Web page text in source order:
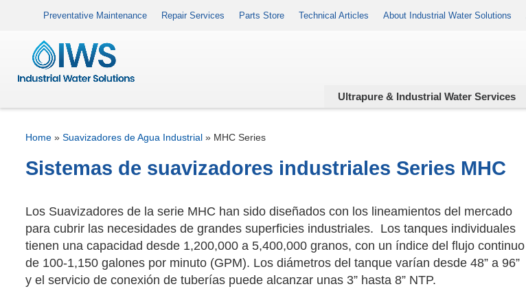
Preventative Maintenance Repair Services Parts Store Technical Articles About Industrial Water Solutions
Ultrapure & Industrial Water Services
Home » Suavizadores de Agua Industrial » MHC Series
Sistemas de suavizadores industriales Series MHC
Los Suavizadores de la serie MHC han sido diseñados con los lineamientos del mercado
para cubrir las necesidades de grandes superficies industriales. Los tanques individuales
tienen una capacidad desde 1,200,000 a 5,400,000 granos, con un índice del flujo continuo
de 100-1,150 galones por minuto (GPM). Los diámetros del tanque varían desde 48” a 96”
y el servicio de conexión de tuberías puede alcanzar unas 3” hasta 8” NTP.